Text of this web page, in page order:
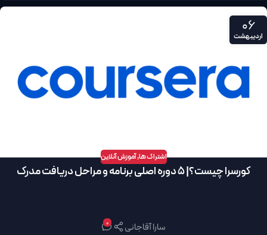
06
اردیبهشت
اشتراک ها,آموزش آنلاین
کورسرا چیست؟| 5 دوره اصلی برنامه و مراحل دریافت مدرک
سارا آقاجانی 0